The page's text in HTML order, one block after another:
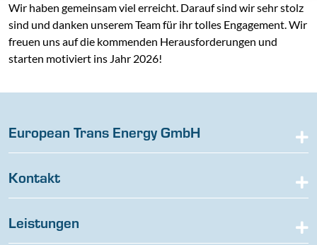
Wir haben gemeinsam viel erreicht. Darauf sind wir sehr stolz
sind und danken unserem Team für ihr tolles Engagement. Wir
freuen uns auf die kommenden Herausforderungen und
starten motiviert ins Jahr 2026!
European Trans Energy GmbH
Kontakt
Leistungen